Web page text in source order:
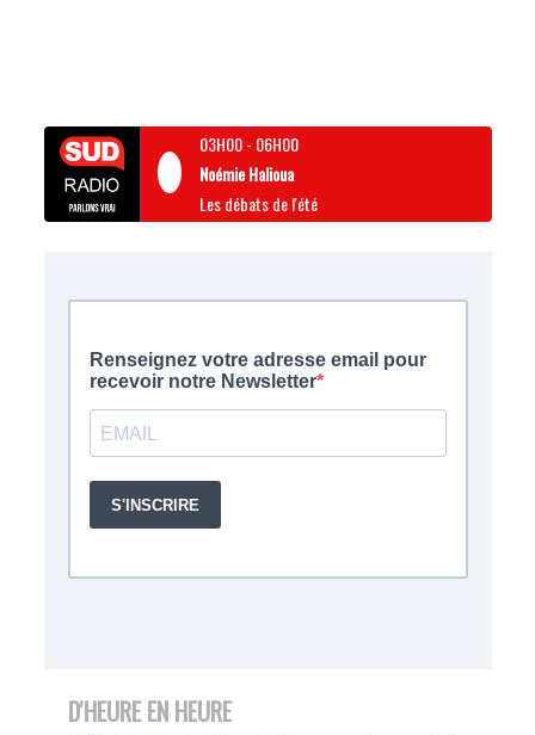
03H00- 06H00
Noémie Halioua
Les débats de l'été
D'HEURE EN HEURE